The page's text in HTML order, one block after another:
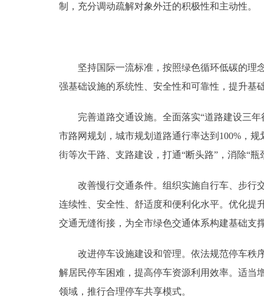
制，充分调动疏解对象外迁的积极性和主动性。
坚持国际一流标准，按照绿色循环低碳的理念
强基础设施的系统性、安全性和可靠性，提升基
完善道路交通设施。全面落实“道路建设三年
市路网规划，城市规划道路通行率达到100%，
街等次干路、支路建设，打通“断头路”，消除“
改善慢行交通条件。组织实施自行车、步行交
连续性、安全性、舒适度和便利化水平。优化提
交通无缝衔接，为全市绿色交通体系构建基础支
改进停车设施建设和管理。依法规范停车秩序
解居民停车困难，提高停车资源利用效率。适当
领域，推行合理停车共享模式。